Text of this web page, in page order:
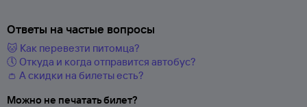
Ответы на частые вопросы
🐱 Как перевезти питомца?
🕔 Откуда и когда отправится автобус?
👛 А скидки на билеты есть?
Можно не печатать билет?